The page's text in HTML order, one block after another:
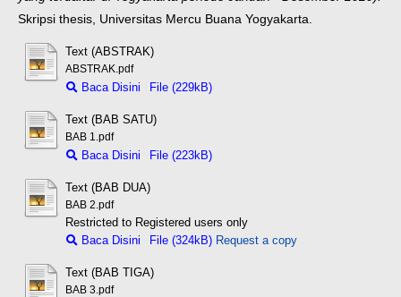
Skripsi thesis, Universitas Mercu Buana Yogyakarta.
Text (ABSTRAK)
ABSTRAK.pdf
Baca Disini File (229kB)
Text (BAB SATU)
BAB 1.pdf
Baca Disini File (223kB)
Text (BAB DUA)
BAB 2.pdf
Restricted to Registered users only
Baca Disini
File (324kB) Request a copy
Text (BAB TIGA)
BAB 3.pdf